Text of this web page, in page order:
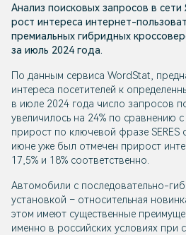
Анализ поисковых запросов в
рост интереса интернет-
премиальных гибридных
за июль 2024 года.
По данным сервиса WordStat,
интереса посетителей к
в июле 2024 года число запросов
увеличилось на 24% по сравнению
прирост по ключевой фразе SERES
июне уже был отмечен прирост
17,5% и 18% соответственно.
Автомобили с последовательно-
установкой – относительная
этом имеют существенные
именно в российских условиях при